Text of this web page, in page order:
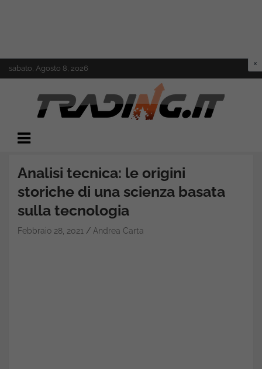
to
sabato, Agosto 8, 2026
Trading.it
Analisi tecnica: le origini
storiche di una scienza basata
sulla tecnologia
Febbraio 28, 2021 Andrea Carta